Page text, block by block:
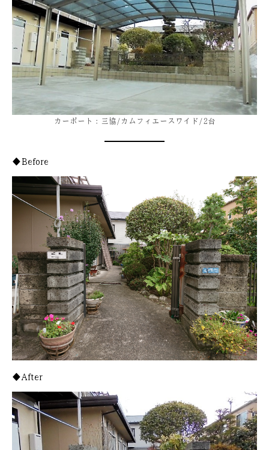
カーポート：三協/カムフィエースワイド/2台
◆Before
◆After